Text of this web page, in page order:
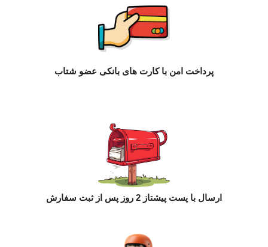
پرداخت امن با کارت های بانکی عضو شتاب
ارسال با پست پیشتاز 2 روز پس از ثبت سفارش